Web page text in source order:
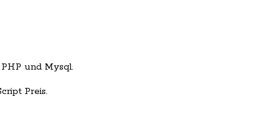
und Mysql.
Preis.